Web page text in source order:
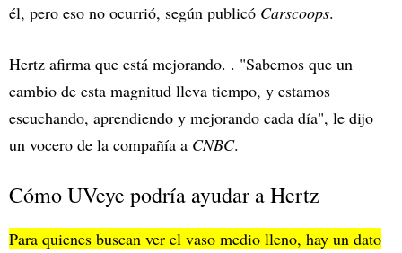
él, pero eso no ocurrió, según publicó Carscoops.
Hertz afirma que está mejorando. . "Sabemos que un
cambio de esta magnitud lleva tiempo, y estamos
escuchando, aprendiendo y mejorando cada día", le dijo
un vocero de la compañía a CNBC.
Cómo UVeye podría ayudar a Hertz
Para quienes buscan ver el vaso medio lleno, hay un dato